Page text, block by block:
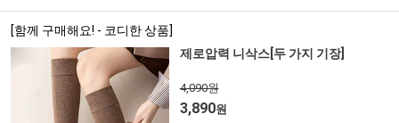
[함께 구매해요! - 코디한 상품]
제로압력 니삭스[두 가지 기장]
4,090원
3,890원